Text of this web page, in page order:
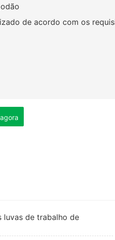
de acordo com os
luvas de trabalho de